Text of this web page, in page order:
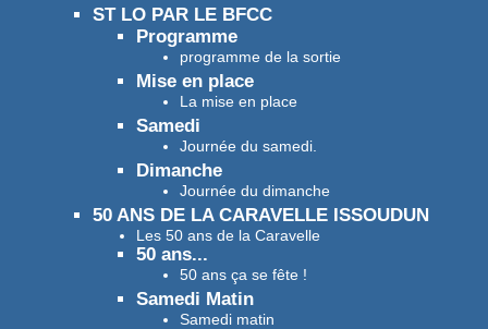
ST LO PAR LE BFCC
Programme
programme de la sortie
Mise en place
La mise en place
Samedi
Journée du samedi.
Dimanche
Journée du dimanche
50 ANS DE LA CARAVELLE ISSOUDUN
Les 50 ans de la Caravelle
50 ans...
50 ans ça se fête !
Samedi Matin
Samedi matin